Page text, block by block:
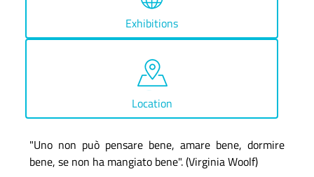
Exhibitions
Location
"Uno non può pensare bene, amare bene, dormire
bene, se non ha mangiato bene". (Virginia Woolf)